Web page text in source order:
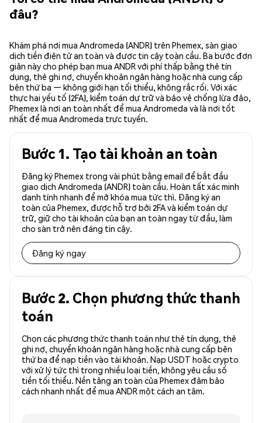
đâu?
Khám phá nơi mua Andromeda (ANDR) trên Phemex, sàn giao
dịch tiền điện tử an toàn và được tin cậy toàn cầu. Ba bước đơn
giản này cho phép bạn mua ANDR với phí thấp bằng thẻ tín
dụng, thẻ ghi nợ, chuyển khoản ngân hàng hoặc nhà cung cấp
bên thứ ba — không giới hạn tối thiểu, không rắc rối. Với xác
thực hai yếu tố (2FA), kiểm toán dự trữ và bảo vệ chống lừa đảo,
Phemex là nơi an toàn nhất để mua Andromeda và là nơi tốt
nhất để mua Andromeda trực tuyến.
Bước 1. Tạo tài khoản an toàn
Đăng ký Phemex trong vài phút bằng email để bắt đầu
giao dịch Andromeda (ANDR) toàn cầu. Hoàn tất xác minh
danh tính nhanh để mở khóa mua tức thì. Đăng ký an
toàn của Phemex, được hỗ trợ bởi 2FA và kiểm toán dự
trữ, giữ cho tài khoản của bạn an toàn ngay từ đầu, làm
cho sàn trở nên đáng tin cậy.
Đăng ký ngay
Bước 2. Chọn phương thức thanh
toán
Chọn các phương thức thanh toán như thẻ tín dụng, thẻ
ghi nợ, chuyển khoản ngân hàng hoặc nhà cung cấp bên
thứ ba để nạp tiền vào tài khoản. Nạp USDT hoặc crypto
với xử lý tức thì trong nhiều loại tiền, không yêu cầu số
tiền tối thiểu. Nền tảng an toàn của Phemex đảm bảo
cách nhanh nhất để mua ANDR một cách an tâm.